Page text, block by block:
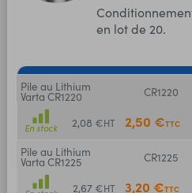
en lot de 20.
Pile au Lithium
Varta CR1220 CR1220
En stock 2,08 €HT 2,50 €TTC
Pile au Lithium
Varta CR1225 CR1225
2,67 €HT 3,20 €TTC